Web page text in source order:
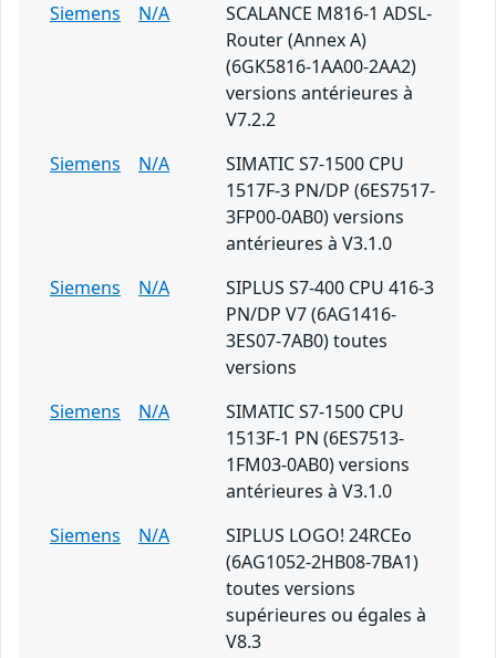
Siemens
N/A
SCALANCE M816-1 ADSL-
Router (Annex A)
(6GK5816-1AA00-2AA2)
versions antérieures à
V7.2.2
Siemens
N/A
SIMATIC S7-1500 CPU
1517F-3 PN/DP (6ES7517-
3FP00-0AB0) versions
antérieures à V3.1.0
Siemens
N/A
SIPLUS S7-400 CPU 416-3
PN/DP V7 (6AG1416-
3ES07-7AB0) toutes
versions
Siemens
N/A
SIMATIC S7-1500 CPU
1513F-1 PN (6ES7513-
1FM03-0AB0) versions
antérieures à V3.1.0
Siemens
N/A
SIPLUS LOGO! 24RCEo
(6AG1052-2HB08-7BA1)
toutes versions
supérieures ou égales à
V8.3